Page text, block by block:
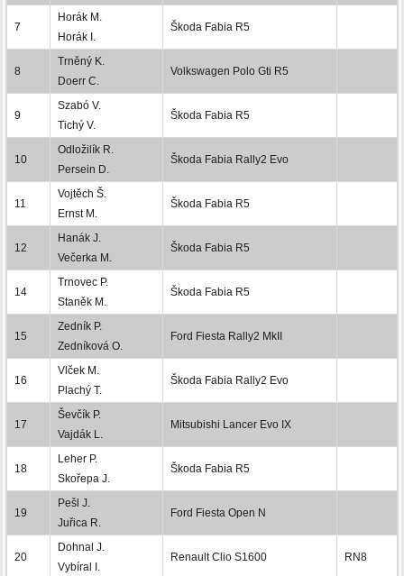
7
Horák M.
Horák I.
Škoda Fabia R5
8
Trněný K.
Doerr C.
Volkswagen Polo Gti R5
9
Szabó V.
Tichý V.
Škoda Fabia R5
10
Odložilík R.
Persein D.
Škoda Fabia Rally2 Evo
11
Vojtěch Š.
Ernst M.
Škoda Fabia R5
12
Hanák J.
Večerka M.
Škoda Fabia R5
14
Trnovec P.
Staněk M.
Škoda Fabia R5
15
Zedník P.
Zedníková O.
Ford Fiesta Rally2 MkII
16
Vlček M.
Plachý T.
Škoda Fabia Rally2 Evo
17
Ševčík P.
Vajdák L.
Mitsubishi Lancer Evo IX
18
Leher P.
Skořepa J.
Škoda Fabia R5
19
Pešl J.
Juřica R.
Ford Fiesta Open N
20
Dohnal J.
Vybíral I.
Renault Clio S1600 RN8